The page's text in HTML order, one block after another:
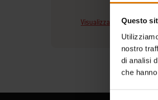
Questo
nostro
di analisi
che
Selezione
Visualizza tutte le